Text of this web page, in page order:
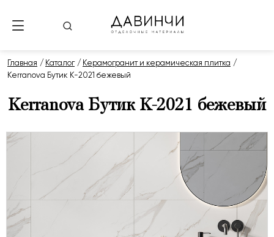
Главная Каталог
Керамогранит и керамическая плитка
Kerranova Бутик K-2021 бежевый
Kerranova Бутик K-2021 бежевый